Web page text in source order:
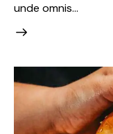
unde omnis…